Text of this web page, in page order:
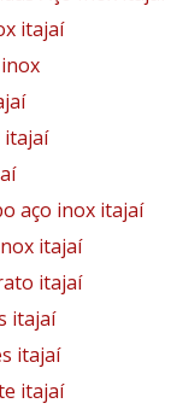
itajaí
itajaí
aço inox itajaí
itajaí
itajaí
itajaí
itajaí
itajaí